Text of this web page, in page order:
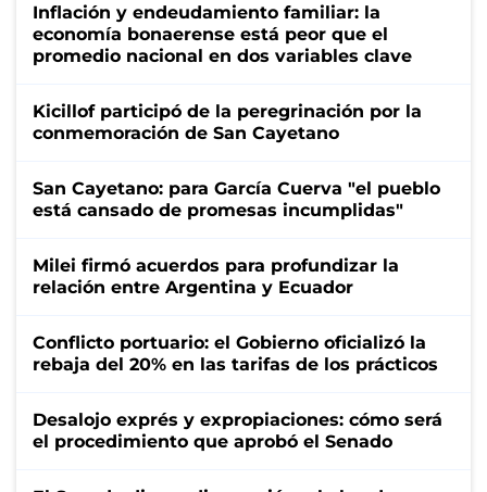
Inflación y endeudamiento familiar: la
economía bonaerense está peor que el
promedio nacional en dos variables clave
Kicillof participó de la peregrinación por la
conmemoración de San Cayetano
San Cayetano: para García Cuerva "el pueblo
está cansado de promesas incumplidas"
Milei firmó acuerdos para profundizar la
relación entre Argentina y Ecuador
Conflicto portuario: el Gobierno oficializó la
rebaja del 20% en las tarifas de los prácticos
Desalojo exprés y expropiaciones: cómo será
el procedimiento que aprobó el Senado